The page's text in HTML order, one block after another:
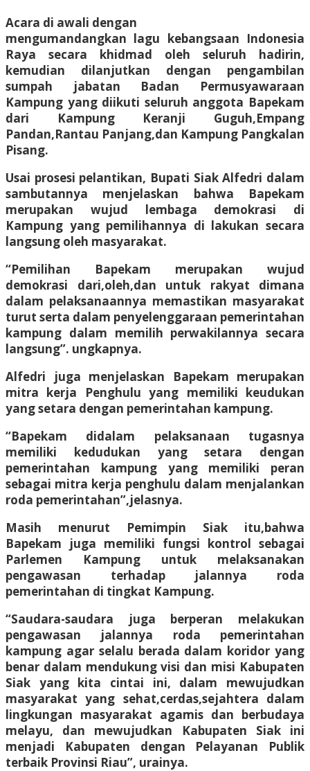
Acara di awali dengan
mengumandangkan lagu kebangsaan Indonesia
Raya secara khidmad oleh seluruh hadirin,
kemudian dilanjutkan dengan pengambilan
sumpah jabatan Badan Permusyawaraan
Kampung yang diikuti seluruh anggota Bapekam
dari Kampung Keranji Guguh,Empang
Pandan,Rantau Panjang,dan Kampung Pangkalan
Pisang.
Usai prosesi pelantikan, Bupati Siak Alfedri dalam
sambutannya menjelaskan bahwa Bapekam
merupakan wujud lembaga demokrasi di
Kampung yang pemilihannya di lakukan secara
langsung oleh masyarakat.
“Pemilihan Bapekam merupakan wujud
demokrasi dari,oleh,dan untuk rakyat dimana
dalam pelaksanaannya memastikan masyarakat
turut serta dalam penyelenggaraan pemerintahan
kampung dalam memilih perwakilannya secara
langsung”. ungkapnya.
Alfedri juga menjelaskan Bapekam merupakan
mitra kerja Penghulu yang memiliki keudukan
yang setara dengan pemerintahan kampung.
“Bapekam didalam pelaksanaan tugasnya
memiliki kedudukan yang setara dengan
pemerintahan kampung yang memiliki peran
sebagai mitra kerja penghulu dalam menjalankan
roda pemerintahan”,jelasnya.
Masih menurut Pemimpin Siak itu,bahwa
Bapekam juga memiliki fungsi kontrol sebagai
Parlemen Kampung untuk melaksanakan
pengawasan terhadap jalannya roda
pemerintahan di tingkat Kampung.
“Saudara-saudara juga berperan melakukan
pengawasan jalannya roda pemerintahan
kampung agar selalu berada dalam koridor yang
benar dalam mendukung visi dan misi Kabupaten
Siak yang kita cintai ini, dalam mewujudkan
masyarakat yang sehat,cerdas,sejahtera dalam
lingkungan masyarakat agamis dan berbudaya
melayu, dan mewujudkan Kabupaten Siak ini
menjadi Kabupaten dengan Pelayanan Publik
terbaik Provinsi Riau”, urainya.